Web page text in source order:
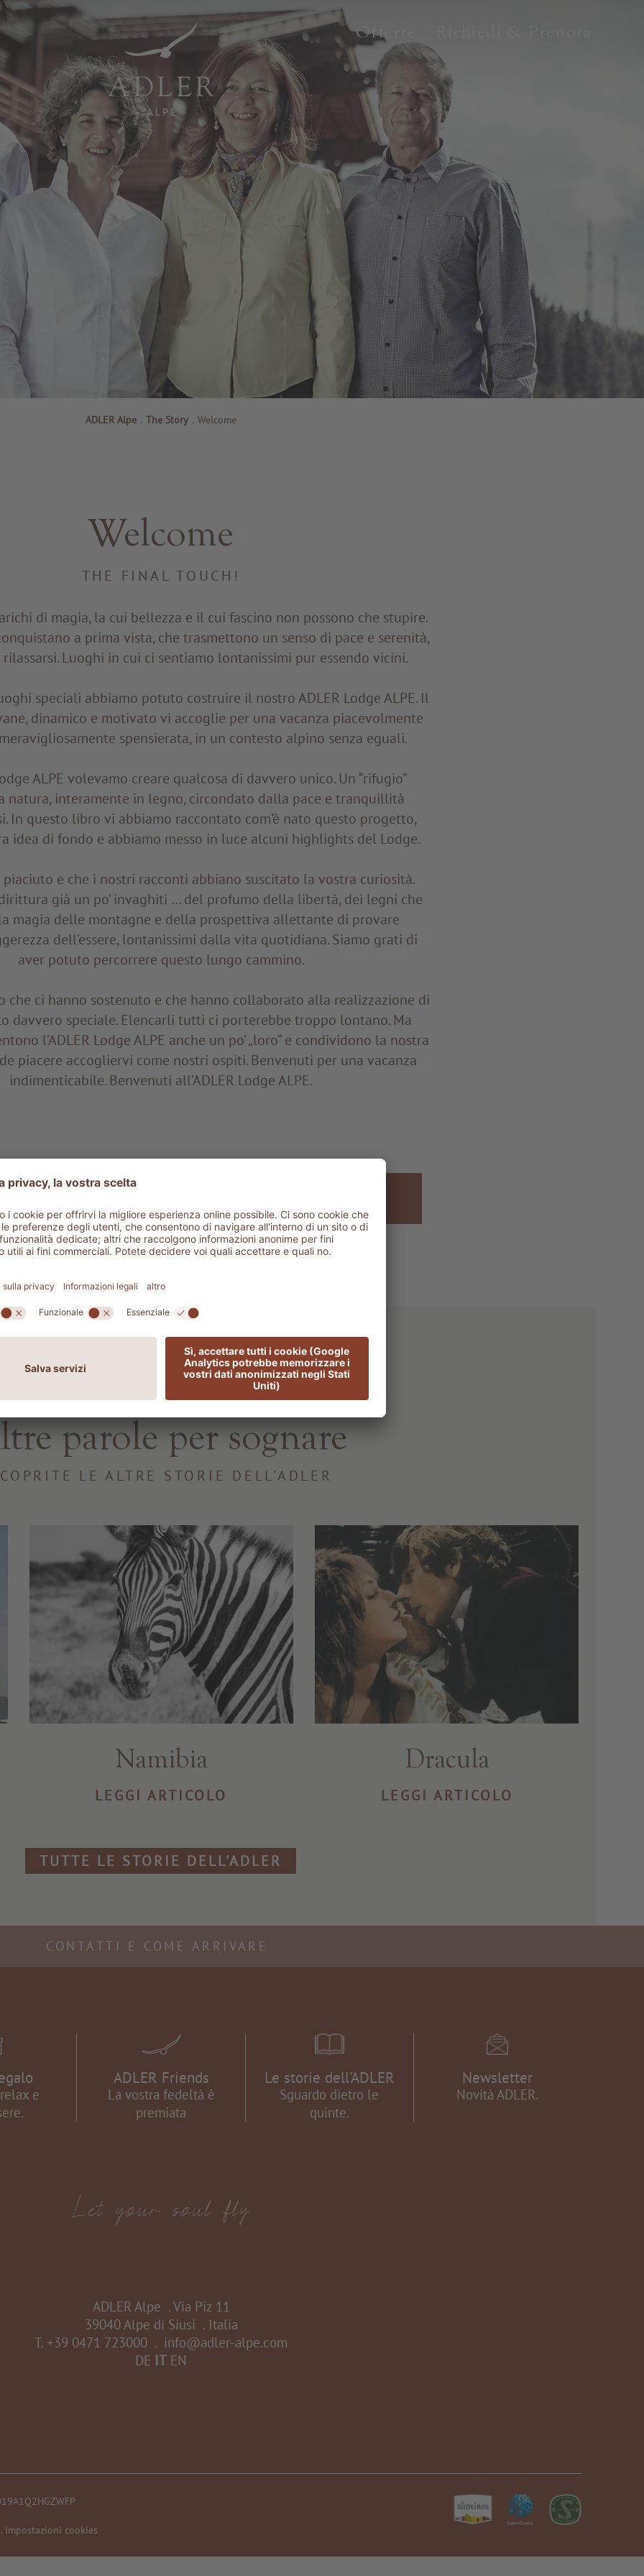
Offerte
ADLER Alpe . The Story . Welcome
Welcome
THE FINAL TOUCH!
di magia, la cui bellezza e il cui fascino non possono che stupire.
a prima vista, che trasmettono un senso di pace e serenità,
Luoghi in cui ci sentiamo lontanissimi pur essendo vicini.
speciali abbiamo potuto costruire il nostro ADLER Lodge ALPE. Il
dinamico e motivato vi accoglie per una vacanza piacevolmente
spensierata, in un contesto alpino senza eguali.
ALPE volevamo creare qualcosa di davvero unico. Un “rifugio”
natura, interamente in legno, circondato dalla pace e tranquillità
In questo libro vi abbiamo raccontato com’è nato questo progetto,
idea di fondo e abbiamo messo in luce alcuni highlights del Lodge.
e che i nostri racconti abbiano suscitato la vostra curiosità.
già un po’ invaghiti … del profumo della libertà, dei legni che
magia delle montagne e della prospettiva allettante di provare
dell’essere, lontanissimi dalla vita quotidiana. Siamo grati di
aver potuto percorrere questo lungo cammino.
che ci hanno sostenuto e che hanno collaborato alla realizzazione di
davvero speciale. Elencarli tutti ci porterebbe troppo lontano. Ma
l’ADLER Lodge ALPE anche un po’ „loro“ e condividono la nostra
piacere accogliervi come nostri ospiti. Benvenuti per una vacanza
indimenticabile. Benvenuti all’ADLER Lodge ALPE.
THE LODGE SPIRIT - THE STORY
parole per sognare
LE ALTRE STORIE DELL'ADLER
Namibia
LEGGI ARTICOLO
Dracula
LEGGI ARTICOLO
TUTTE LE STORIE DELL'ADLER
CONTATTI E COME ARRIVARE
e
ADLER Friends
La vostra fedeltà è
premiata
Le storie dell'ADLER
Sguardo dietro le
quinte.
Newsletter
Novità ADLER.
ADLER Alpe .Via Piz 11
39040 Alpe di Siusi . Italia
T. +39 0471 723000 . info@adler-alpe.com
DE IT EN
Impostazioni cookies